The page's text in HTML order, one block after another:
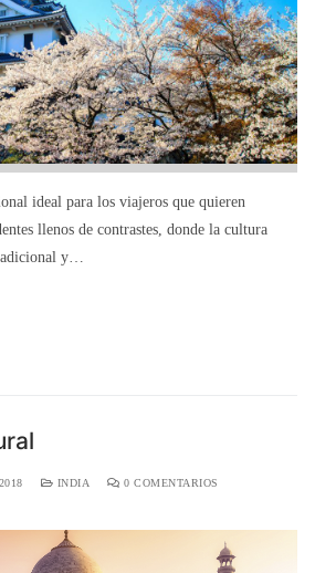
ideal para los viajeros que quieren
llenos de contrastes, donde la cultura
y…
INDIA 0 COMENTARIOS